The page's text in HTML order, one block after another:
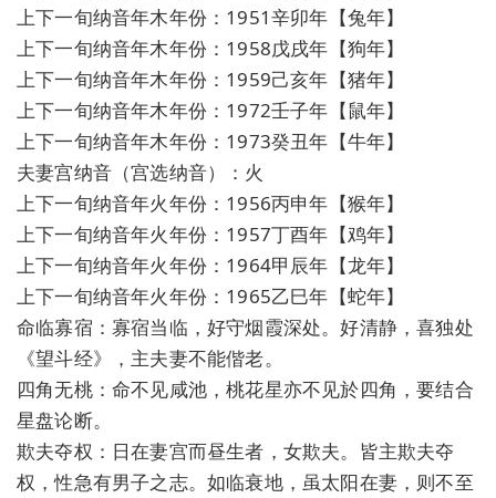
上下一旬纳音年木年份：1951辛卯年【兔年】
上下一旬纳音年木年份：1958戊戌年【狗年】
上下一旬纳音年木年份：1959己亥年【猪年】
上下一旬纳音年木年份：1972壬子年【鼠年】
上下一旬纳音年木年份：1973癸丑年【牛年】
夫妻宫纳音（宫选纳音）：火
上下一旬纳音年火年份：1956丙申年【猴年】
上下一旬纳音年火年份：1957丁酉年【鸡年】
上下一旬纳音年火年份：1964甲辰年【龙年】
上下一旬纳音年火年份：1965乙巳年【蛇年】
命临寡宿：寡宿当临，好守烟霞深处。好清静，喜独处
《望斗经》，主夫妻不能偕老。
四角无桃：命不见咸池，桃花星亦不见於四角，要结合
星盘论断。
欺夫夺权：日在妻宫而昼生者，女欺夫。皆主欺夫夺
权，性急有男子之志。如临衰地，虽太阳在妻，则不至